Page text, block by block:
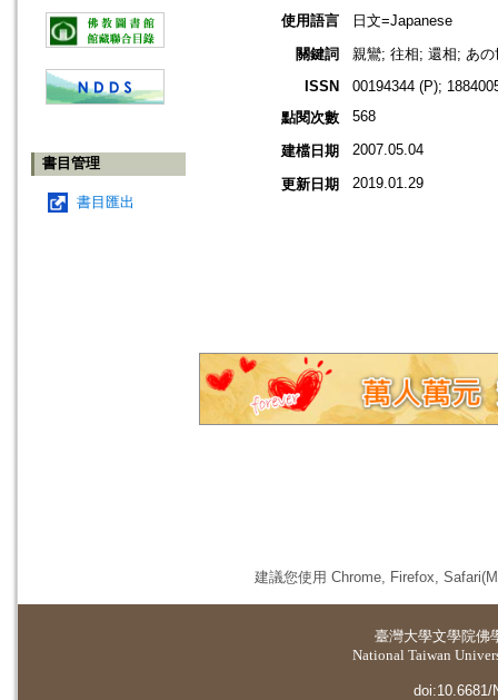
書目管理
書目匯出
使用語言
日文=Japanese
關鍵詞
親鸞; 往相; 還相; あ
ISSN
00194344 (P);
點閱次數
568
建檔日期 2007.05.04
更新日期 2019.01.29
建議您使用 Chrome, Firefox,
臺灣大學文學院佛
National Taiwan
doi:10.6681/